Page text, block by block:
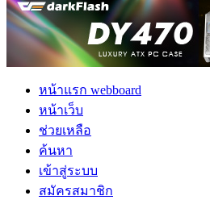
หน้าแรก webboard
หน้าเว็บ
ช่วยเหลือ
ค้นหา
เข้าสู่ระบบ
สมัครสมาชิก